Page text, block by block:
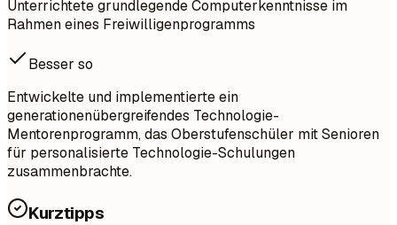
Unterrichtete grundlegende Computerkenntnisse im
Rahmen eines Freiwilligenprogramms
Besser so
Entwickelte und implementierte ein
generationenübergreifendes Technologie-
Mentorenprogramm, das Oberstufenschüler mit Senioren
für personalisierte Technologie-Schulungen
zusammenbrachte.
Kurztipps